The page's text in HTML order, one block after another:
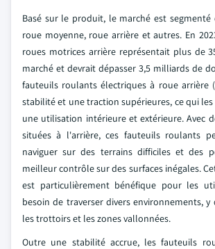
Basé sur le produit, le marché est
roue moyenne, roue arrière et autres. En
roues motrices arrière représentait plus de
marché et devrait dépasser 3,5 milliards de
fauteuils roulants électriques à roue arrière
stabilité et une traction supérieures, ce qui
une utilisation intérieure et extérieure. Avec
situées à l'arrière, ces fauteuils roulants
naviguer sur des terrains difficiles et des
meilleur contrôle sur des surfaces inégales.
est particulièrement bénéfique pour les
besoin de traverser divers environnements, y
les trottoirs et les zones vallonnées.
Outre une stabilité accrue, les fauteuils